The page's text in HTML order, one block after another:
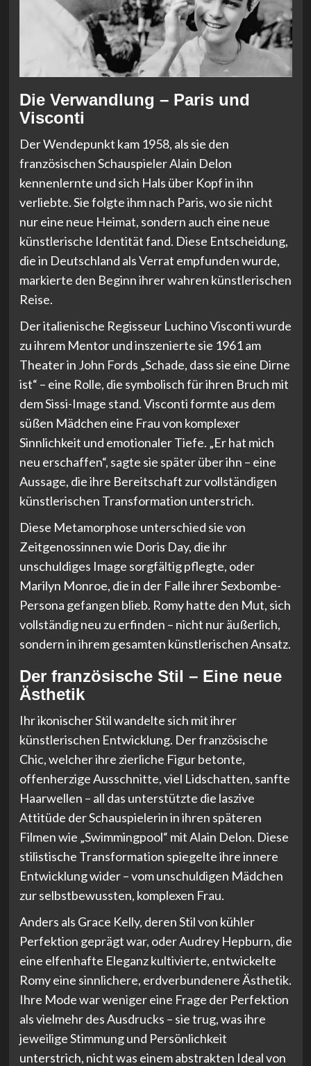
Die Verwandlung – Paris und
Visconti
Der Wendepunkt kam 1958, als sie den
französischen Schauspieler Alain Delon
kennenlernte und sich Hals über Kopf in ihn
verliebte. Sie folgte ihm nach Paris, wo sie nicht
nur eine neue Heimat, sondern auch eine neue
künstlerische Identität fand. Diese Entscheidung,
die in Deutschland als Verrat empfunden wurde,
markierte den Beginn ihrer wahren künstlerischen
Reise.
Der italienische Regisseur Luchino Visconti wurde
zu ihrem Mentor und inszenierte sie 1961 am
Theater in John Fords „Schade, dass sie eine Dirne
ist“ – eine Rolle, die symbolisch für ihren Bruch mit
dem Sissi-Image stand. Visconti formte aus dem
süßen Mädchen eine Frau von komplexer
Sinnlichkeit und emotionaler Tiefe. „Er hat mich
neu erschaffen“, sagte sie später über ihn – eine
Aussage, die ihre Bereitschaft zur vollständigen
künstlerischen Transformation unterstrich.
Diese Metamorphose unterschied sie von
Zeitgenossinnen wie Doris Day, die ihr
unschuldiges Image sorgfältig pflegte, oder
Marilyn Monroe, die in der Falle ihrer Sexbombe-
Persona gefangen blieb. Romy hatte den Mut, sich
vollständig neu zu erfinden – nicht nur äußerlich,
sondern in ihrem gesamten künstlerischen Ansatz.
Der französische Stil – Eine neue
Ästhetik
Ihr ikonischer Stil wandelte sich mit ihrer
künstlerischen Entwicklung. Der französische
Chic, welcher ihre zierliche Figur betonte,
offenherzige Ausschnitte, viel Lidschatten, sanfte
Haarwellen – all das unterstützte die laszive
Attitüde der Schauspielerin in ihren späteren
Filmen wie „Swimmingpool“ mit Alain Delon. Diese
stilistische Transformation spiegelte ihre innere
Entwicklung wider – vom unschuldigen Mädchen
zur selbstbewussten, komplexen Frau.
Anders als Grace Kelly, deren Stil von kühler
Perfektion geprägt war, oder Audrey Hepburn, die
eine elfenhafte Eleganz kultivierte, entwickelte
Romy eine sinnlichere, erdverbundenere Ästhetik.
Ihre Mode war weniger eine Frage der Perfektion
als vielmehr des Ausdrucks – sie trug, was ihre
jeweilige Stimmung und Persönlichkeit
unterstrich, nicht was einem abstrakten Ideal von